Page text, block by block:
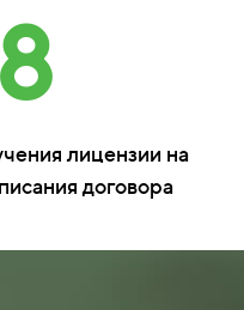
лицензии на
договора